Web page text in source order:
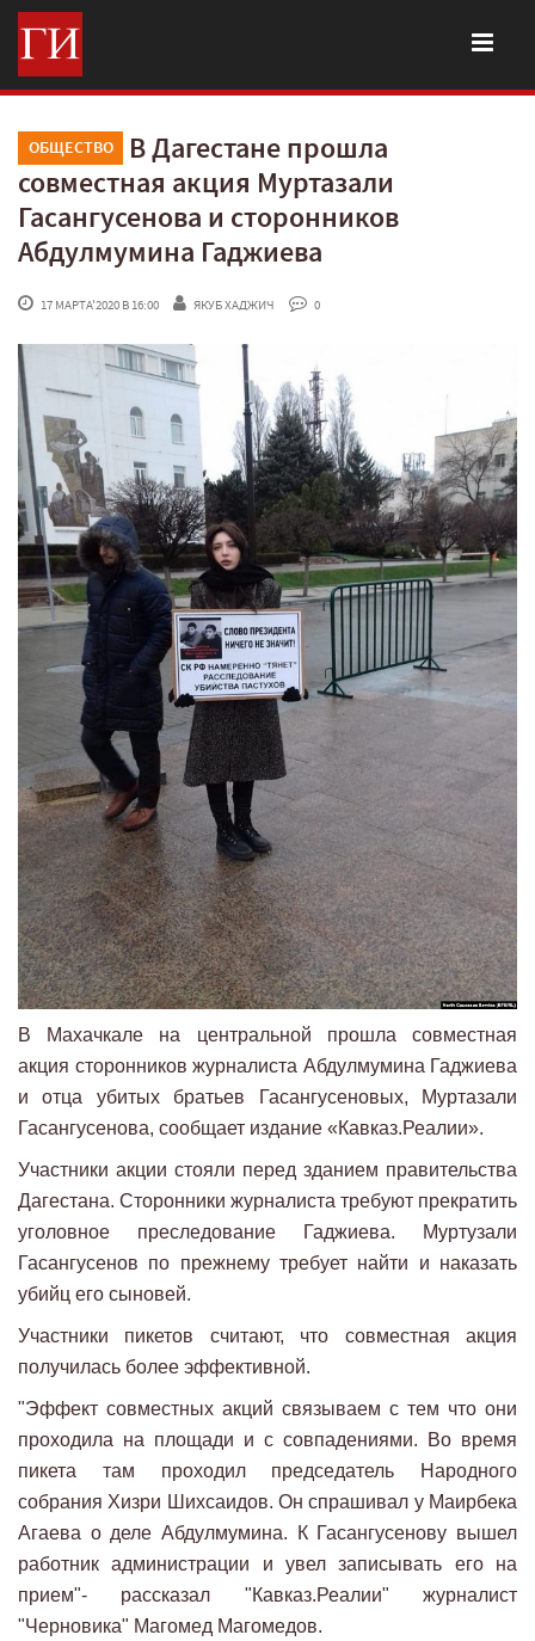
ОБЩЕСТВО
В Дагестане прошла
совместная акция Муртазали
Гасангусенова и сторонников
Абдулмумина Гаджиева
17 МАРТА'2020 В 16:00 ЯКУБ ХАДЖИЧ 0
В Махачкале на центральной прошла совместная
акция сторонников журналиста Абдулмумина Гаджиева
и отца убитых братьев Гасангусеновых, Муртазали
Гасангусенова, сообщает издание «Кавказ.Реалии».
Участники акции стояли перед зданием правительства
Дагестана. Сторонники журналиста требуют прекратить
уголовное преследование Гаджиева. Муртузали
Гасангусенов по прежнему требует найти и наказать
убийц его сыновей.
Участники пикетов считают, что совместная акция
получилась более эффективной.
"Эффект совместных акций связываем с тем что они
проходила на площади и с совпадениями. Во время
пикета там проходил председатель Народного
собрания Хизри Шихсаидов. Он спрашивал у Маирбека
Агаева о деле Абдулмумина. К Гасангусенову вышел
работник администрации и увел записывать его на
прием"- рассказал "Кавказ.Реалии" журналист
"Черновика" Магомед Магомедов.